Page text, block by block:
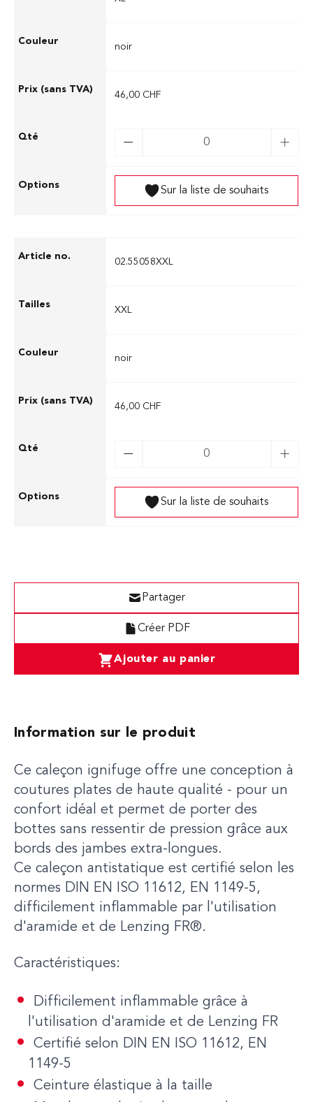
noir
46,00 CHF
Sur la liste de souhaits
02.55058XXL
XXL
noir
46,00 CHF
Sur la liste de souhaits
Ajouter au panier
Créer PDF
Partager
Information sur le produit
Ce caleçon ignifuge offre une conception à
coutures plates de haute qualité - pour un
confort idéal et permet de porter des
bottes sans ressentir de pression grâce aux
bords des jambes extra-longues.
Ce caleçon antistatique est certifié selon les
normes DIN EN ISO 11612, EN 1149-5,
difficilement inflammable par l'utilisation
d'aramide et de Lenzing FR®.
Caractéristiques:
Difficilement inflammable grâce à
l'utilisation d'aramide et de Lenzing FR
Certifié selon DIN EN ISO 11612, EN
1149-5
Ceinture élastique à la taille